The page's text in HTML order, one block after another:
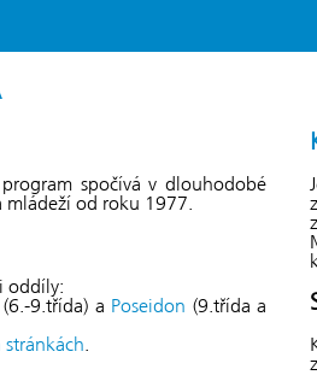
spočívá v dlouhodobé
mládeží od roku 1977.
oddíly:
9.třída) a Poseidon (9.třída a
stránkách